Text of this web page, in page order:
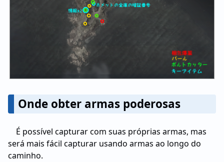
Onde obter armas poderosas
É possível capturar com suas próprias armas, mas
será mais fácil capturar usando armas ao longo do
caminho.